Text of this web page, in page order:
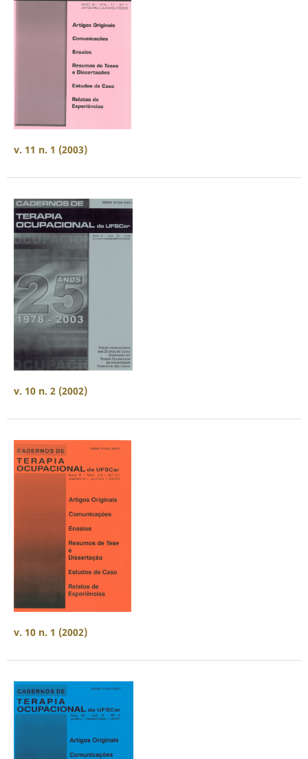
v. 11 n. 1 (2003)
v. 10 n. 2 (2002)
v. 10 n. 1 (2002)